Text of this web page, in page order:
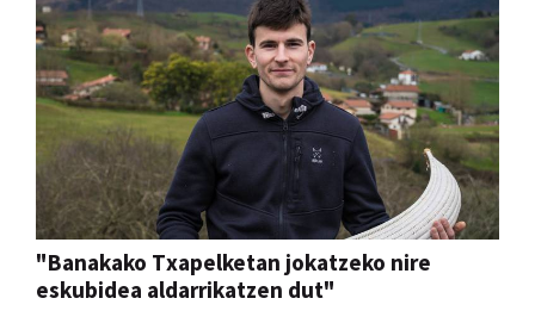
"Banakako Txapelketan jokatzeko nire
eskubidea aldarrikatzen dut"